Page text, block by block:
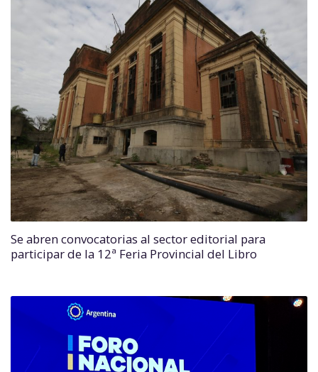
Se abren convocatorias al sector editorial para
participar de la 12ª Feria Provincial del Libro